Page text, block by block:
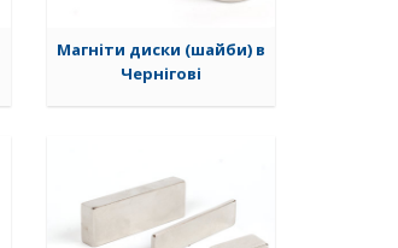
Магніти диски (шайби) в
Чернігові